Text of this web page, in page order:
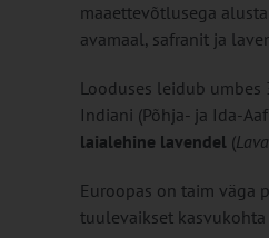
maaettevõtlusega
avamaal, safranit ja
Looduses leidub
Indiani (Põhja- ja Ida-
laialehine lavendel (
Euroopas on taim väga
tuulevaikset